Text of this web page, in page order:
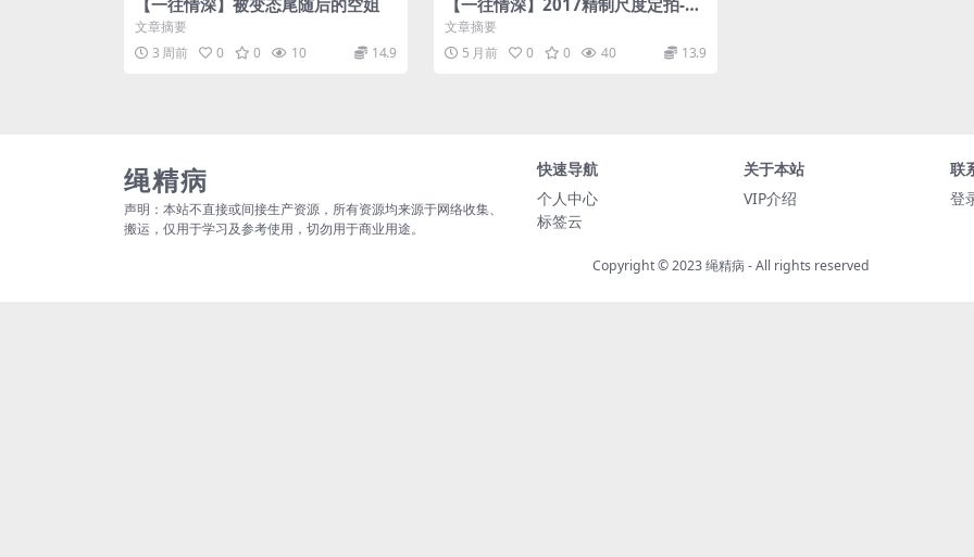
【一往情深】被变态尾随后的空姐
文章摘要
3 周前
0 0 10 14.9
【一往情深】2017精制尺度定拍-变
态郎君之“尾随者
文章摘要
5 月前
0 0 40 13.9
绳精病
声明：本站不直接或间接生产资源，所有资源均来源于网络收集、
搬运，仅用于学习及参考使用，切勿用于商业用途。
快速导航
个人中心
标签云
关于本站
VIP介绍
联
登
Copyright © 2023绳精病- All rights reserved